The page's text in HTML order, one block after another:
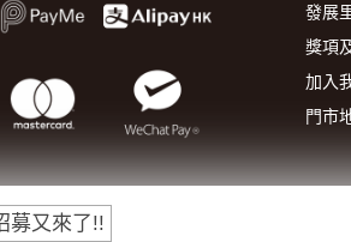
發展
獎項
加入
門市
募又來了!!